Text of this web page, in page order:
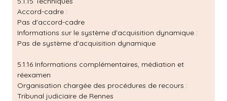
Accord-cadre :
Pas d'accord-cadre
Informations sur le système d'acquisition dynamique :
Pas de système d'acquisition dynamique
5.1.16 Informations complémentaires, médiation et
réexamen
Organisation chargée des procédures de recours :
Tribunal judiciaire de Rennes